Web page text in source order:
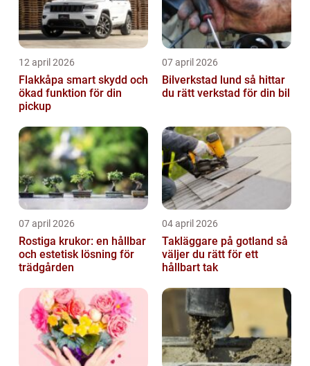
12 april 2026
Flakkåpa smart skydd och
ökad funktion för din
pickup
07 april 2026
Bilverkstad lund så hittar
du rätt verkstad för din bil
07 april 2026
Rostiga krukor: en hållbar
och estetisk lösning för
trädgården
04 april 2026
Takläggare på gotland så
väljer du rätt för ett
hållbart tak